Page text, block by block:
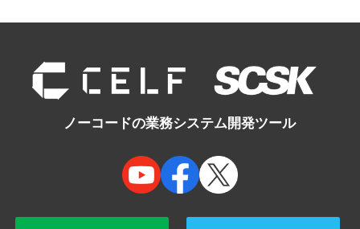
ノーコードの業務システム開発ツール